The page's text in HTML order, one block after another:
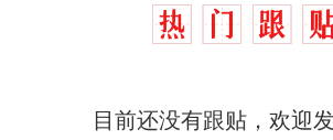
目前还没有跟贴，欢迎